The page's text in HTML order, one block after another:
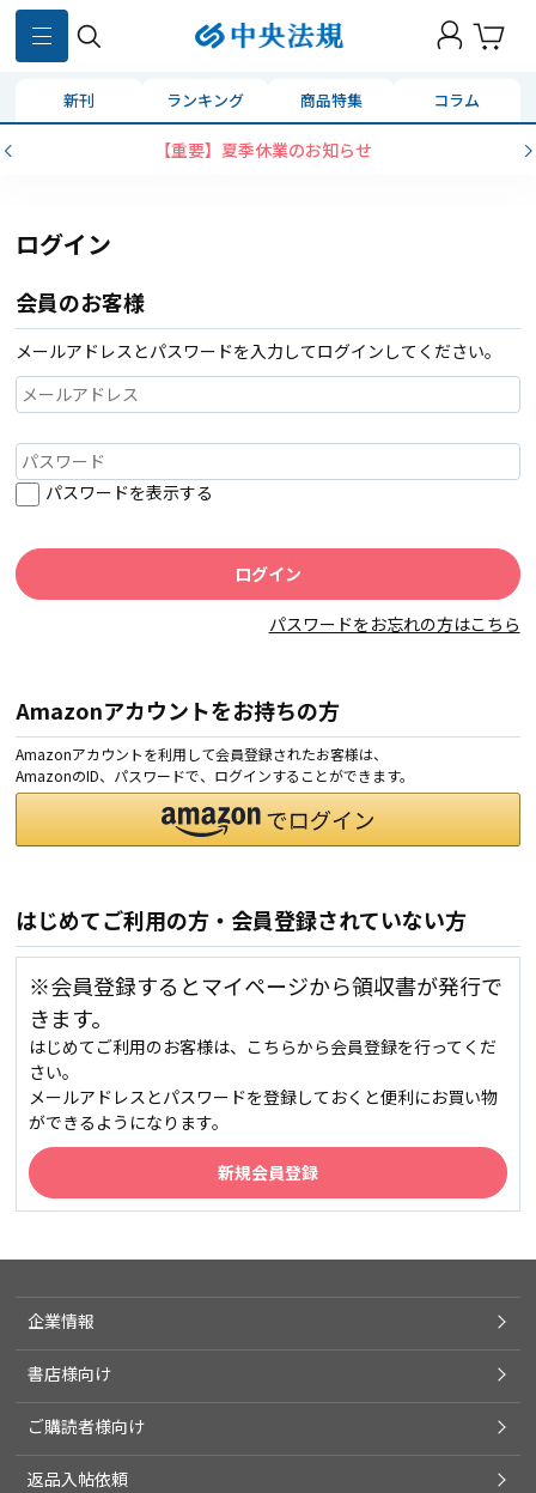
新刊 ランキング 商品特集 コラム
【重要】夏季休業のお知らせ
ログイン
会員のお客様
メールアドレスとパスワードを入力してログインしてください。
パスワードを表示する
パスワードをお忘れの方はこちら
Amazonアカウントをお持ちの方
Amazonアカウントを利用して会員登録されたお客様は、
AmazonのID、パスワードで、ログインすることができます。
はじめてご利用の方・会員登録されていない方
※会員登録するとマイページから領収書が発行で
きます。
はじめてご利用のお客様は、こちらから会員登録を行ってくだ
さい。
メールアドレスとパスワードを登録しておくと便利にお買い物
ができるようになります。
企業情報
書店様向け
ご購読者様向け
返品入帖依頼